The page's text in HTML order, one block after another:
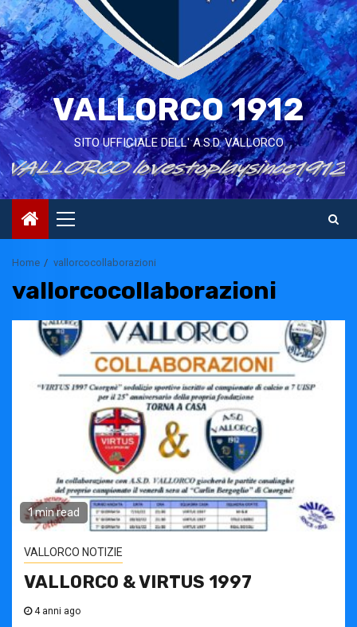
VALLORCO 1912
SITO UFFICIALE DELL' A.S.D. VALLORCO
Primary
Menu
Home vallorcocollaborazioni
vallorcocollaborazioni
1 min read
VALLORCO NOTIZIE
VALLORCO & VIRTUS 1997
4 anni ago